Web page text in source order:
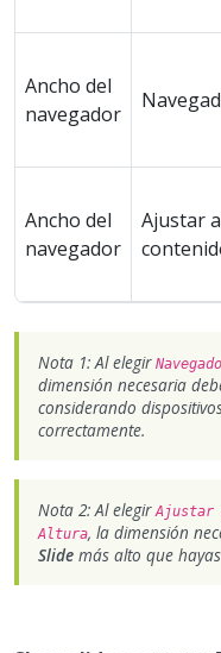
Ancho del
navegador
Ancho del
navegador
Ajustar
Nota 1: Al elegir
dimensión necesaria
considerando
correctamente.
Nota 2: Al elegir Ajustar
Altura, la dimensión
Slide más alto que